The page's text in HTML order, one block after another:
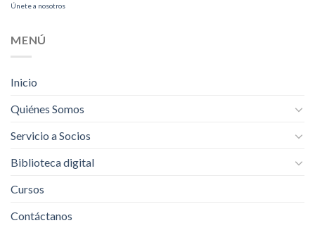
Únete a nosotros
MENÚ
Inicio
Quiénes Somos
Servicio a Socios
Biblioteca digital
Cursos
Contáctanos